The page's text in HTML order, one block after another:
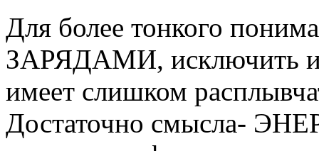
Для более тонкого
ЗАРЯДАМИ, исключить
имеет слишком
Достаточно смысла-